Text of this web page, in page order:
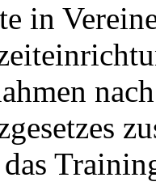
in